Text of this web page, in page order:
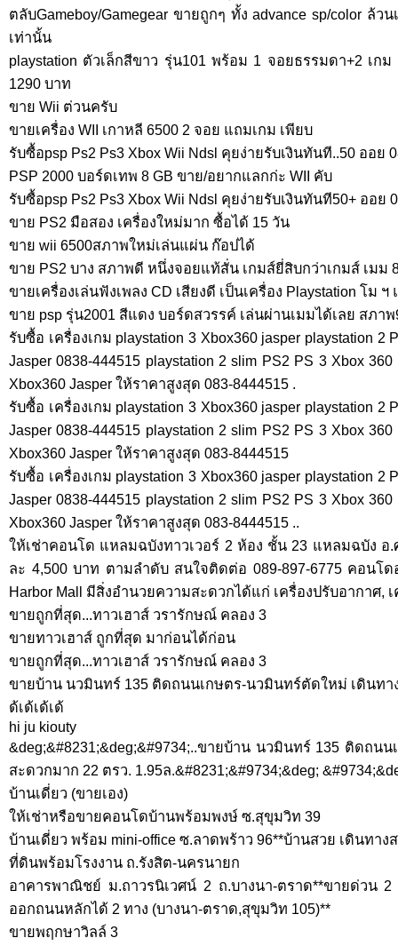
ตลับGameboy/Gamegear ขายถูกๆ ทั้ง advance sp/color ล้ว
เท่านั้น
playstation ตัวเล็กสีขาว รุ่น101 พร้อม 1 จอยธรรมดา+2 เก
1290 บาท
ขาย Wii ต่วนครับ
ขายเครื่อง WII เกาหลี 6500 2 จอย แถมเกม เพียบ
รับซื้อpsp Ps2 Ps3 Xbox Wii Ndsl คุยง่ายรับเงินทันที..50 ออย
PSP 2000 บอร์ดเทพ 8 GB ขาย/อยากแลกก่ะ WII คับ
รับซื้อpsp Ps2 Ps3 Xbox Wii Ndsl คุยง่ายรับเงินทันที50+ ออย
ขาย PS2 มือสอง เครื่องใหม่มาก ซื้อได้ 15 วัน
ขาย wii 6500สภาพใหม่เล่นแผ่น ก๊อปได้
ขาย PS2 บาง สภาพดี หนึ่งจอยแท้สั่น เกมส์ยี่สิบกว่าเกมส์ เมม
ขายเครื่องเล่นฟังเพลง CD เสียงดี เป็นเครื่อง Playstation โม
ขาย psp รุ่น2001 สีแดง บอร์ดสวรรค์ เล่นผ่านเมมได้เลย สภาพ
รับซื้อ เครื่องเกม playstation 3 Xbox360 jasper playstation 2
Jasper 0838-444515 playstation 2 slim PS2 PS 3 Xbox
Xbox360 Jasper ให้ราคาสูงสุด 083-8444515 .
รับซื้อ เครื่องเกม playstation 3 Xbox360 jasper playstation 2
Jasper 0838-444515 playstation 2 slim PS2 PS 3 Xbox
Xbox360 Jasper ให้ราคาสูงสุด 083-8444515
รับซื้อ เครื่องเกม playstation 3 Xbox360 jasper playstation 2
Jasper 0838-444515 playstation 2 slim PS2 PS 3 Xbox
Xbox360 Jasper ให้ราคาสูงสุด 083-8444515 ..
ให้เช่าคอนโด แหลมฉบังทาวเวอร์ 2 ห้อง ชั้น 23 แหลมฉบัง อ
ละ 4,500 บาท ตามลำดับ สนใจติดต่อ 089-897-6775 คอนโด
Harbor Mall มีสิ่งอำนวยความสะดวกได้แก่ เครื่องปรับอากาศ,
ขายถูกที่สุด...ทาวเฮาส์ วรารักษณ์ คลอง 3
ขายทาวเฮาส์ ถูกที่สุด มาก่อนได้ก่อน
ขายถูกที่สุด...ทาวเฮาส์ วรารักษณ์ คลอง 3
ขายบ้าน นวมินทร์ 135 ติดถนนเกษตร-นวมินทร์ตัดใหม่ เดินทา
ด้เด้เด้เด้
hi ju kiouty
&deg;&#8231;&deg;&#9734;..ขายบ้าน นวมินทร์ 135 ติดถน
สะดวกมาก 22 ตรว. 1.95ล.&#8231;&#9734;&deg;
บ้านเดี่ยว (ขายเอง)
ให้เช่าหรือขายคอนโดบ้านพร้อมพงษ์ ซ.สุขุมวิท 39
บ้านเดี่ยว พร้อม mini-office ซ.ลาดพร้าว 96**บ้านสวย เดินทาง
ที่ดินพร้อมโรงงาน ถ.รังสิต-นครนายก
อาคารพาณิชย์ ม.ถาวรนิเวศน์ 2 ถ.บางนา-ตราด**ขายด่วน
ออกถนนหลักได้ 2 ทาง (บางนา-ตราด,สุขุมวิท 105)**
ขายพฤกษาวิลล์ 3